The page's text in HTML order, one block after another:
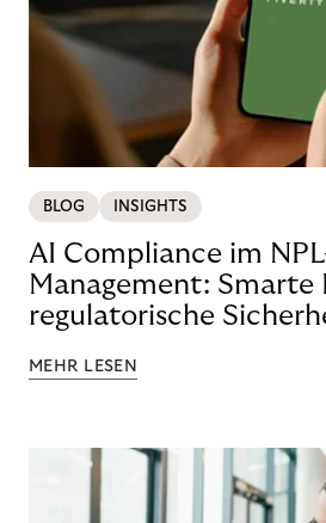
BLOG INSIGHTS
AI Compliance im
Management: Smarte
regulatorische
MEHR LESEN